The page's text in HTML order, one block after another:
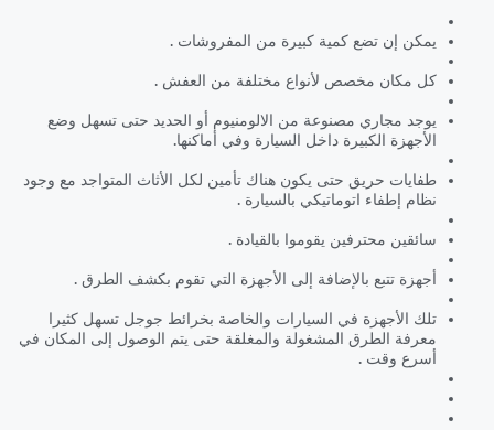
يمكن إن تضع كمية كبيرة من المفروشات .
كل مكان مخصص لأنواع مختلفة من العفش .
يوجد مجاري مصنوعة من الالومنيوم أو الحديد حتى تسهل وضع
الأجهزة الكبيرة داخل السيارة وفي أماكنها.
طفايات حريق حتى يكون هناك تأمين لكل الأثاث المتواجد مع وجود
نظام إطفاء اتوماتيكي بالسيارة .
سائقين محترفين يقوموا بالقيادة .
أجهزة تتبع بالإضافة إلى الأجهزة التي تقوم بكشف الطرق .
تلك الأجهزة في السيارات والخاصة بخرائط جوجل تسهل كثيرا
معرفة الطرق المشغولة والمغلقة حتى يتم الوصول إلى المكان في
أسرع وقت .